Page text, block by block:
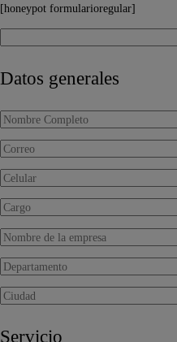
[honeypot formularioregular]
Datos generales
Servicio